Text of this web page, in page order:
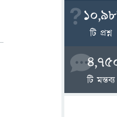
টি প্রশ্ন
টি মন্তব্য